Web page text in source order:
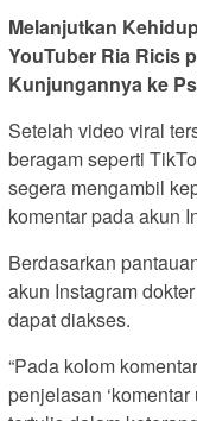
Melanjutkan
YouTuber Ria Ricis
Kunjungannya ke
Setelah video viral
beragam seperti
segera mengambil
komentar pada akun
Berdasarkan
akun Instagram
dapat diakses.
“Pada kolom
penjelasan